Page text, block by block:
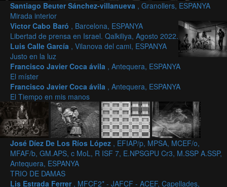
Santiago Beuter Sánchez-villanueva , Granollers, ESPANYA
Mirada interior
Victor Cabo Baró , Barcelona, ESPANYA
Libertad de prensa en Israel. Qalkiliya, Agosto 2022.
Luis Calle García , Vilanova del cami, ESPANYA
Justo en la luz
Francisco Javier Coca ávila , Antequera, ESPANYA
El míster
Francisco Javier Coca ávila , Antequera, ESPANYA
El Tiempo en mis manos
José Díez De Los Ríos López , EFIAP/p, MPSA, MCEF/o,
MFAF/b, GM.APS, c MoL, R ISF 7, E.NPSGPU Cr3, M.SSP A.SSP,
Antequera, ESPANYA
TRIO DE DAMAS
Lis Estrada Ferrer , MFCF2* - JAFCF - ACEF, Capellades,